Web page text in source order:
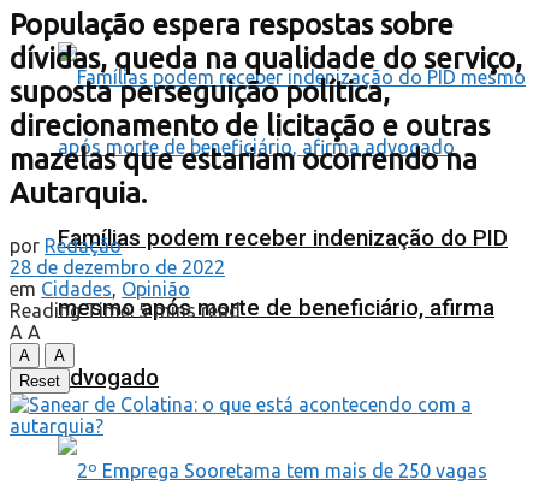
Famílias podem receber indenização do PID
mesmo após morte de beneficiário, afirma
advogado
População espera respostas sobre
dívidas, queda na qualidade do serviço,
suposta perseguição política,
direcionamento de licitação e outras
mazelas que estariam ocorrendo na
Autarquia.
por Redação
28 de dezembro de 2022
em Cidades, Opinião
Reading Time: 5 mins read
A A
A
A
Reset